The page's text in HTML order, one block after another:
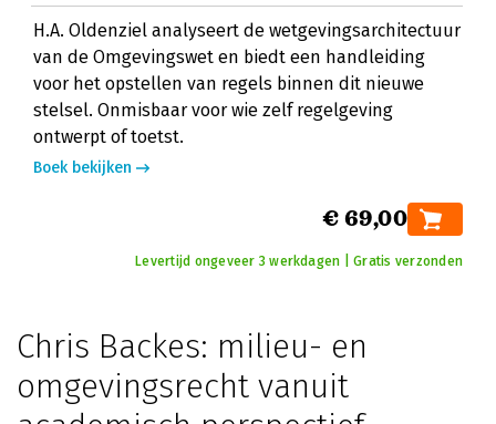
H.A. Oldenziel analyseert de wetgevingsarchitectuur
van de Omgevingswet en biedt een handleiding
voor het opstellen van regels binnen dit nieuwe
stelsel. Onmisbaar voor wie zelf regelgeving
ontwerpt of toetst.
Boek bekijken
€ 69,00
Levertijd ongeveer 3 werkdagen | Gratis verzonden
Chris Backes: milieu- en
omgevingsrecht vanuit